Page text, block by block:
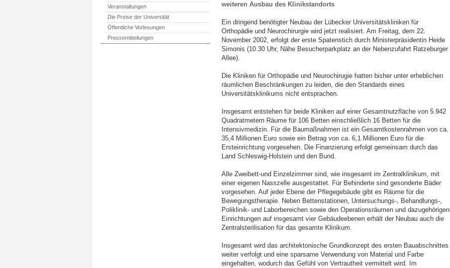
Veranstaltungen
Die Preise der Universität
Öffentliche Vorlesungen
Pressemitteilungen
weiteren Ausbau des Klinikstandorts
Ein dringend benötigter Neubau der Lübecker Universitätskliniken für
Orthopädie und Neurochirurgie wird jetzt realisiert. Am Freitag, dem 22.
November 2002, erfolgt der erste Spatenstich durch Ministerpräsidentin Heide
Simonis (10.30 Uhr, Nähe Besucherparkplatz an der Nebenzufahrt Ratzeburger
Allee).
Die Kliniken für Orthopädie und Neurochirugie hatten bisher unter erheblichen
räumlichen Beschränkungen zu leiden, die den Standards eines
Universitätsklinikums nicht entsprachen.
Insgesamt entstehen für beide Kliniken auf einer Gesamtnutzfläche von 5.942
Quadratmetern Räume für 106 Betten einschließlich 16 Betten für die
Intensivmedizin. Für die Baumaßnahmen ist ein Gesamtkostenrahmen von ca.
35,4 Millionen Euro sowie ein Betrag von ca. 6,1 Millionen Euro für die
Ersteinrichtung vorgesehen. Die Finanzierung erfolgt gemeinsam durch das
Land Schleswig-Holstein und den Bund.
Alle Zweibett-und Einzelzimmer sind, wie insgesamt im Zentralklinikum, mit
einer eigenen Nasszelle ausgestattet. Für Behinderte sind gesonderte Bäder
vorgesehen. Auf jeder Ebene der Pflegegebäude gibt es Räume für die
Bewegungstherapie. Neben Bettenstationen, Untersuchungs-, Behandlungs-,
Poliklinik- und Laborbereichen sowie den Operationsräumen und dazugehörigen
Einrichtungen auf insgesamt vier Gebäudeebenen erhält der Neubau auch die
Zentralsterilisation für das gesamte Klinikum.
Insgesamt wird das architektonische Grundkonzept des ersten Bauabschnittes
weiter verfolgt und eine sparsame Verwendung von Material und Farbe
eingehalten, wodurch das Gefühl von Vertrautheit vermittelt wird. Im